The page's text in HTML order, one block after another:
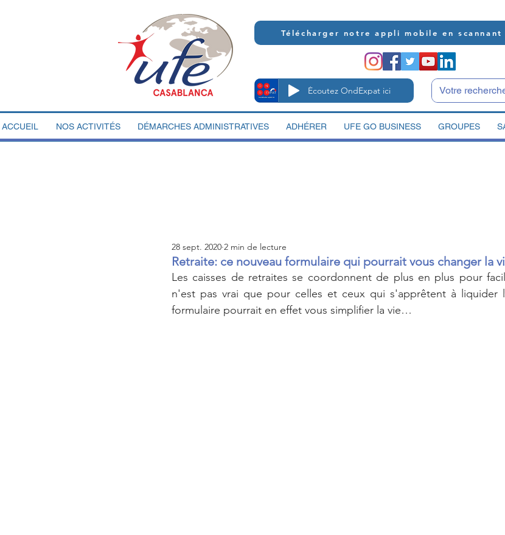
Télécharger notre appli mobile en scannant
Écoutez OndExpat ici
ACCUEIL NOS ACTIVITÉS DÉMARCHES ADMINISTRATIVES ADHÉRER UFE GO BUSINESS GROUPES
Retraite: ce nouveau formulaire qui pourrait vous changer la
28 sept. 2020 2 min de lecture
Les caisses de retraites se coordonnent de plus en plus pour
n'est pas vrai que pour celles et ceux qui s'apprêtent à liquider
formulaire pourrait en effet vous simplifier la vie…